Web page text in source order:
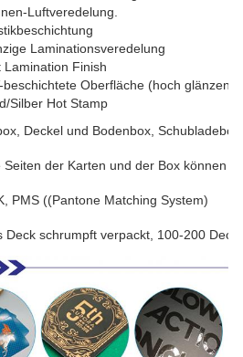
Luftveredelung.
Laminationsveredelung
Lamination Finish
beschichtete Oberfläche (hoch glänzend)
Silber Hot Stamp
Deckel und Bodenbox,
Seiten der Karten und der Box können
PMS ((Pantone Matching System)
Deck schrumpft verpackt, 100-200